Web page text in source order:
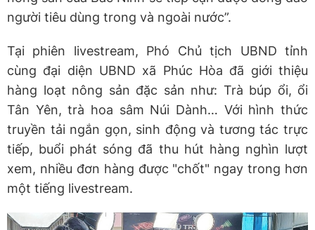
người tiêu dùng trong và ngoài nước”.
Tại phiên livestream, Phó Chủ tịch UBND tỉnh
cùng đại diện UBND xã Phúc Hòa đã giới thiệu
hàng loạt nông sản đặc sản như: Trà búp ổi, ổi
Tân Yên, trà hoa sâm Núi Dành… Với hình thức
truyền tải ngắn gọn, sinh động và tương tác trực
tiếp, buổi phát sóng đã thu hút hàng nghìn lượt
xem, nhiều đơn hàng được "chốt" ngay trong hơn
một tiếng livestream.